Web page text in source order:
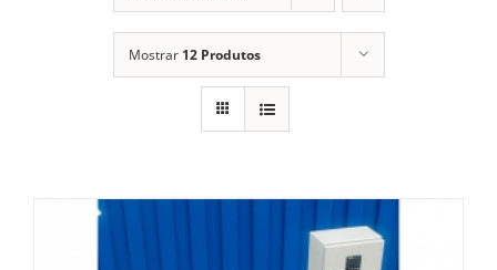
Mostrar 12 Produtos